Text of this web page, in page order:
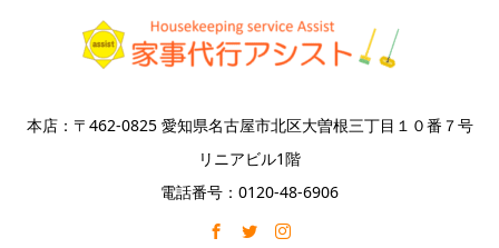
本店：〒462-0825 愛知県名古屋市北区大曽根三丁目１０番７号
リニアビル1階
電話番号：0120-48-6906